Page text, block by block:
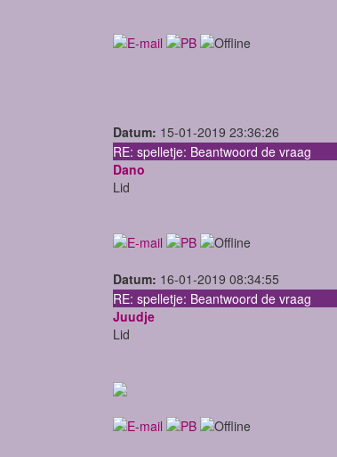
Datum: 15-01-2019 23:36:26
RE: spelletje: Beantwoord de vraag
Dano
Lid
Datum: 16-01-2019 08:34:55
RE: spelletje: Beantwoord de vraag
Juudje
Lid